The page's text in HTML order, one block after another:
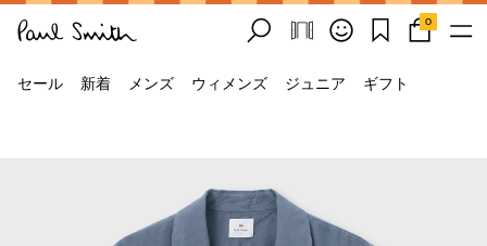
0
セール 新着 メンズ ウィメンズ ジュニア ギフト